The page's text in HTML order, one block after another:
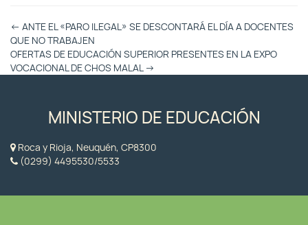
Otras
Entradas
← ANTE EL «PARO ILEGAL» SE DESCONTARÁ EL DÍA A DOCENTES
QUE NO TRABAJEN
OFERTAS DE EDUCACIÓN SUPERIOR PRESENTES EN LA EXPO
VOCACIONAL DE CHOS MALAL →
MINISTERIO DE EDUCACIÓN
Roca y Rioja, Neuquén, CP8300
(0299) 4495530/5533